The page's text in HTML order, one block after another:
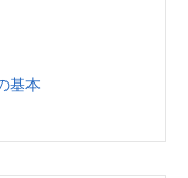
基本